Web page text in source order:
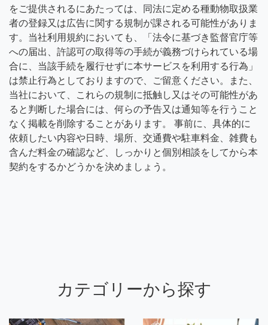
をご提供されるにあたっては、同法に定める種動物取扱業
者の登録又は広告に関する規制が課される可能性がありま
す。当社利用規約においても、「法令に基づき監督官庁等
への届出、許認可の取得等の手続が義務づけられている場
合に、当該手続を履行せずに本サービスを利用する行為」
は禁止行為としておりますので、ご留意ください。また、
当社において、これらの規制に抵触し又はその可能性があ
ると判断した場合には、何らの予告又は通知等を行うこと
なく掲載を削除することがあります。 事前に、具体的に
依頼したい内容や日時、場所、交通費や駐車料金、雑費も
含んだ料金の確認など、しっかりと個別相談をしてから本
契約をするかどうかを決めましょう。
カテゴリーから探す